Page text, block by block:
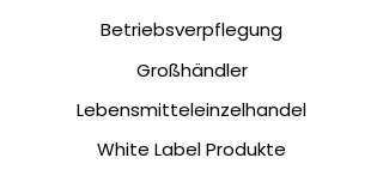
Betriebsverpflegung
Großhändler
Lebensmitteleinzelhandel
White Label Produkte